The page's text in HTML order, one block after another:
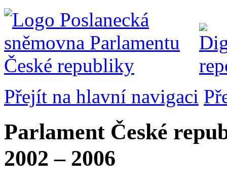
Přejít na hlavní navigaci
Parlament České
2002 – 2006